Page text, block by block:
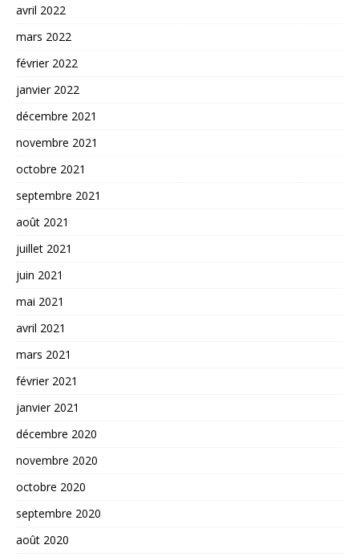
avril 2022
mars 2022
février 2022
janvier 2022
décembre 2021
novembre 2021
octobre 2021
septembre 2021
août 2021
juillet 2021
juin 2021
mai 2021
avril 2021
mars 2021
février 2021
janvier 2021
décembre 2020
novembre 2020
octobre 2020
septembre 2020
août 2020